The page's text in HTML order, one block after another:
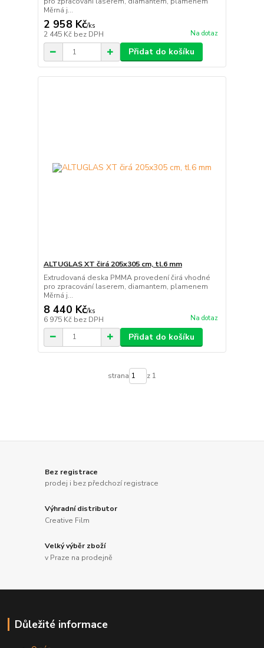
Měrná j...
2 958 Kč/ks
2 445 Kč bez DPH Na dotaz
Přidat do košíku
ALTUGLAS XT čirá 205x305 cm, tl.6 mm
Extrudovaná deska PMMA provedení čirá vhodné
pro zpracování laserem, diamantem, plamenem
Měrná j...
8 440 Kč/ks
6 975 Kč bez DPH Na dotaz
Přidat do košíku
strana z 1
Bez registrace
prodej i bez předchozí registrace
Výhradní distributor
Creative Film
Velký výběr zboží
v Praze na prodejně
Důležité informace